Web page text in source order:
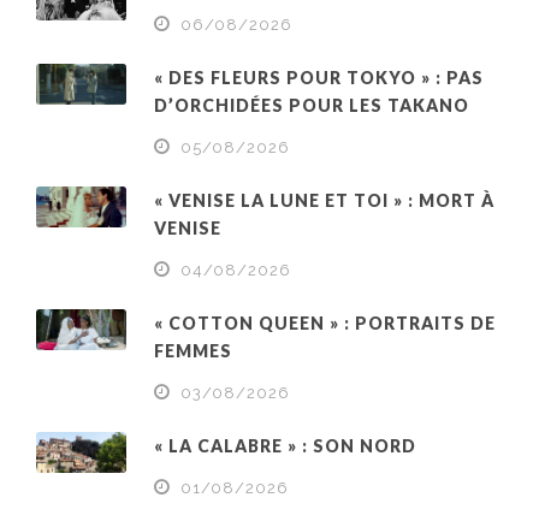
06/08/2026
« DES FLEURS POUR TOKYO » : PAS
D’ORCHIDÉES POUR LES TAKANO
05/08/2026
« VENISE LA LUNE ET TOI » : MORT À
VENISE
04/08/2026
« COTTON QUEEN » : PORTRAITS DE
FEMMES
03/08/2026
« LA CALABRE » : SON NORD
01/08/2026